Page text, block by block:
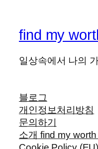
find my
일상속에서 나의
블로그
개인정보처리방침
문의하기
소개 find my